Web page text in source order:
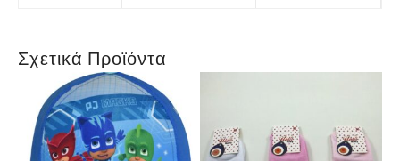
Σχετικά Προϊόντα